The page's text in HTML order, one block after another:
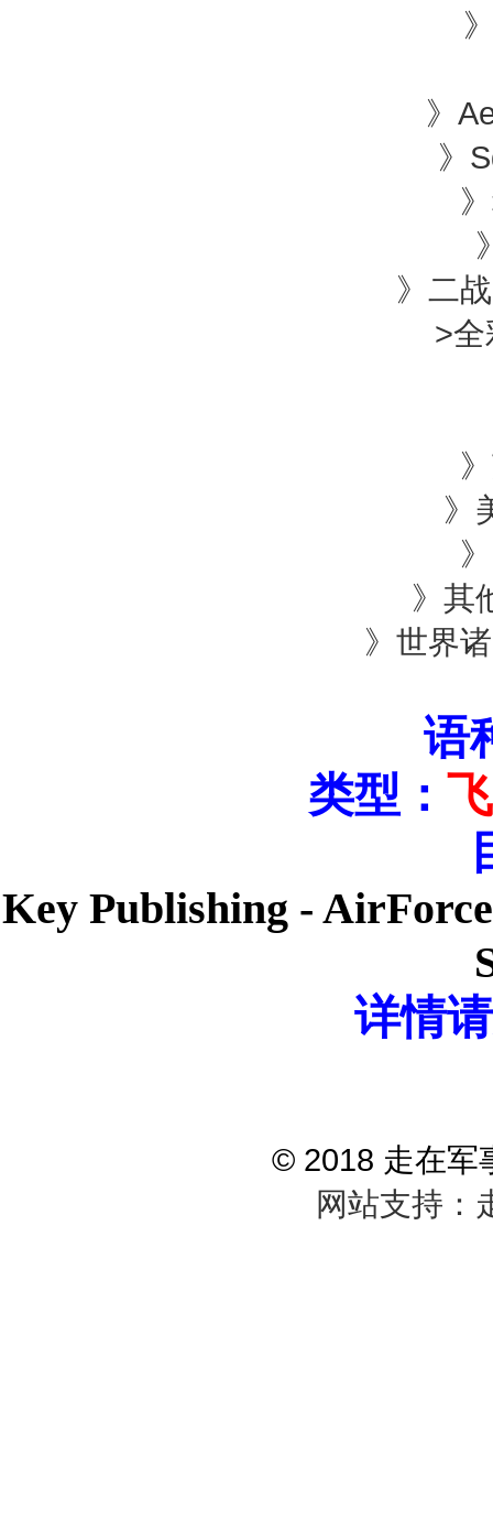
》
》
》
》
》 二
>全
》
》美
》
》其他
》世界诸
语
类型：
Key Publishing -
详情
© 2018 走在军
网站支持：